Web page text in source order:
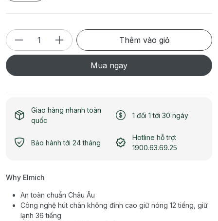
Thêm vào giỏ
Mua ngay
Giao hàng nhanh toàn
quốc
1 đổi 1 tới 30 ngày
Bảo hành tới 24 tháng
Hotline hỗ trợ:
1900.63.69.25
Why Elmich
An toàn chuẩn Châu Âu
Công nghệ hút chân không đỉnh cao giữ nóng 12 tiếng, giữ
lạnh 36 tiếng